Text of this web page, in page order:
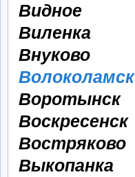
Видное
Виленка
Внуково
Волоколамск
Воротынск
Воскресенск
Востряково
Выкопанка